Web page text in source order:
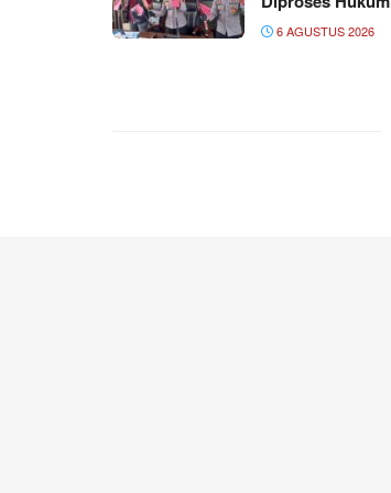
6 AGUSTUS 2026